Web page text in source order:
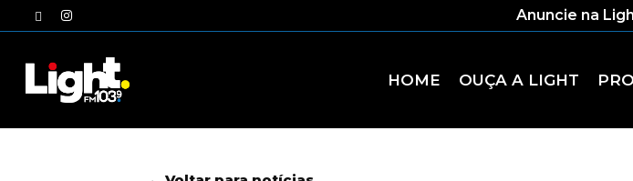
to
twitterinstagram Anuncie na
HOME OUÇA A LIGHT